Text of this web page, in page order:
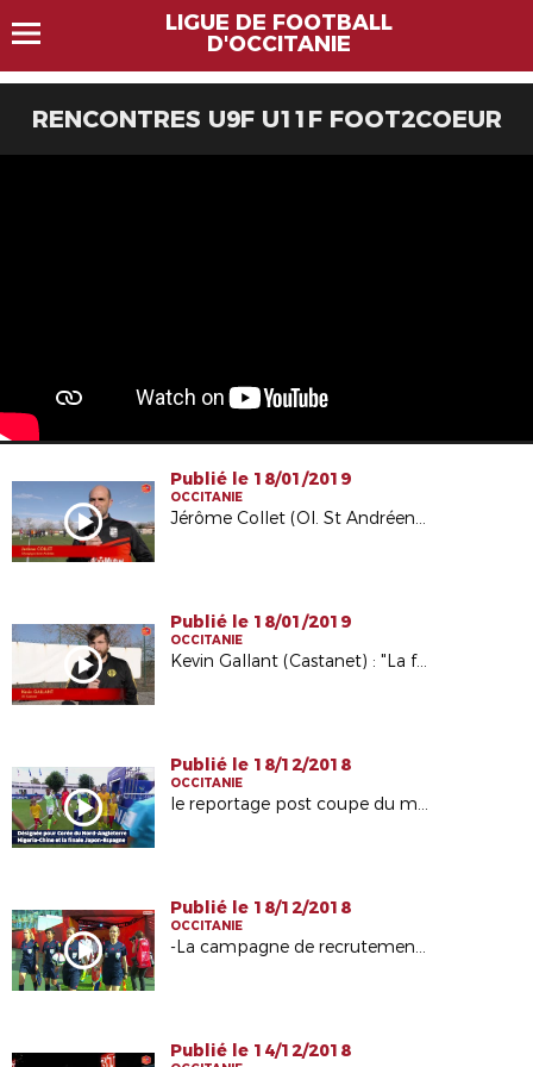
LIGUE DE FOOTBALL
D'OCCITANIE
RENCONTRES U9F U11F FOOT2COEUR
Publié le 18/01/2019
OCCITANIE
Jérôme Collet (Ol. St Andréen) : "L'entraide est intéressante"
Publié le 18/01/2019
OCCITANIE
Kevin Gallant (Castanet) : "La formation est enrichissante"
Publié le 18/12/2018
OCCITANIE
le reportage post coupe du monde de Stéphanie Frappart sur le site internet Fédéral
Publié le 18/12/2018
OCCITANIE
-La campagne de recrutement emailing auprès des joueuses et ex joueuses :
Publié le 14/12/2018